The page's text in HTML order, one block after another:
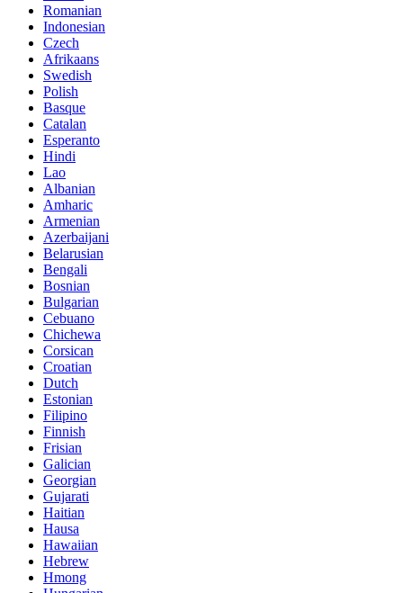
Romanian
Indonesian
Czech
Afrikaans
Swedish
Polish
Basque
Catalan
Esperanto
Hindi
Lao
Albanian
Amharic
Armenian
Azerbaijani
Belarusian
Bengali
Bosnian
Bulgarian
Cebuano
Chichewa
Corsican
Croatian
Dutch
Estonian
Filipino
Finnish
Frisian
Galician
Georgian
Gujarati
Haitian
Hausa
Hawaiian
Hebrew
Hmong